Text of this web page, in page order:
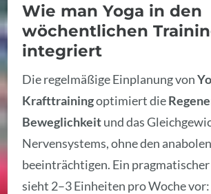
Wie man Yoga in den
wöchentlichen
integriert
Die regelmäßige Einplanung von
Krafttrainingoptimiert die
Beweglichkeitund das
Nervensystems, ohne den
beeinträchtigen. Ein pragmatischer
sieht 2–3 Einheiten pro Woche